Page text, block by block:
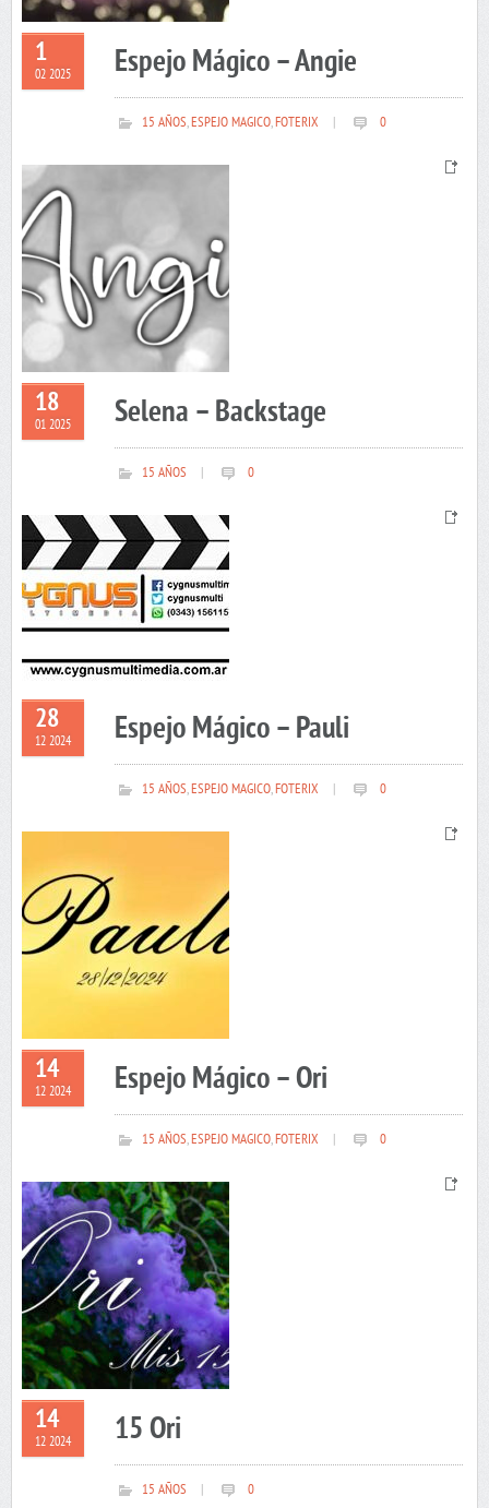
1
02 2025 Espejo Mágico – Angie
15 AÑOS,ESPEJO MAGICO,FOTERIX 0
18
01 2025 Selena – Backstage
15 AÑOS 0
28
12 2024 Espejo Mágico – Pauli
15 AÑOS,ESPEJO MAGICO,FOTERIX 0
14
12 2024 Espejo Mágico – Ori
15 AÑOS,ESPEJO MAGICO,FOTERIX 0
14
12 2024 15 Ori
15 AÑOS 0